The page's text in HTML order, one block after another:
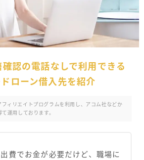
認の電話なしで利用できる
ローン借入先を紹介
ィリエイトプログラムを利用し、アコム社などか
運用しております。
費でお金が必要だけど、職場に